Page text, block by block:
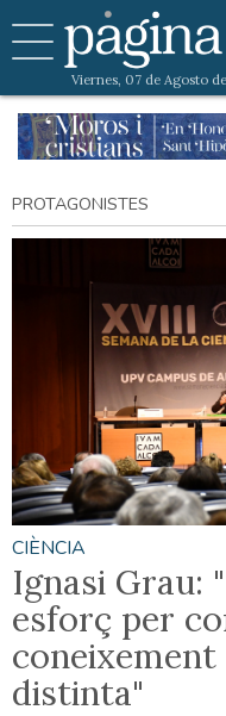
Viernes, 07 de Agosto
PROTAGONISTES
CIÈNCIA
Ignasi Grau:
esforç per
coneixement
distinta"